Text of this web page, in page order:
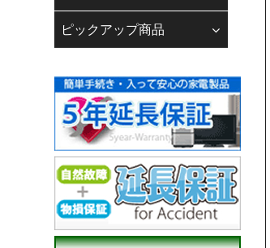
ピックアップ商品